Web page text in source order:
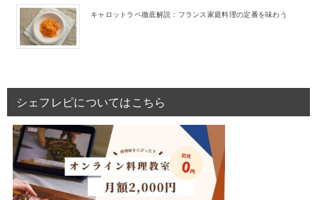
キャロットラペ徹底解説：フランス家庭料理の定番を味わう
シェフレピについてはこちら